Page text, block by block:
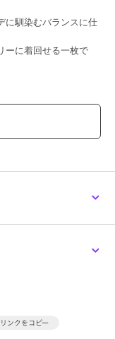
に馴染むバランスに仕
ーに着回せる一枚で
あたりが優しく長時間
ナー使いまでロング
見えるレイヤードスタ
により、若干製品と